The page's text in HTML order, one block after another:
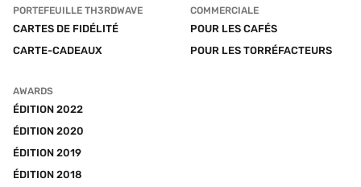
PORTEFEUILLE TH3RDWAVE
CARTES DE FIDÉLITÉ
CARTE-CADEAUX
COMMERCIALE
POUR LES CAFÉS
POUR LES TORRÉFACTEURS
AWARDS
ÉDITION 2022
ÉDITION 2020
ÉDITION 2019
ÉDITION 2018